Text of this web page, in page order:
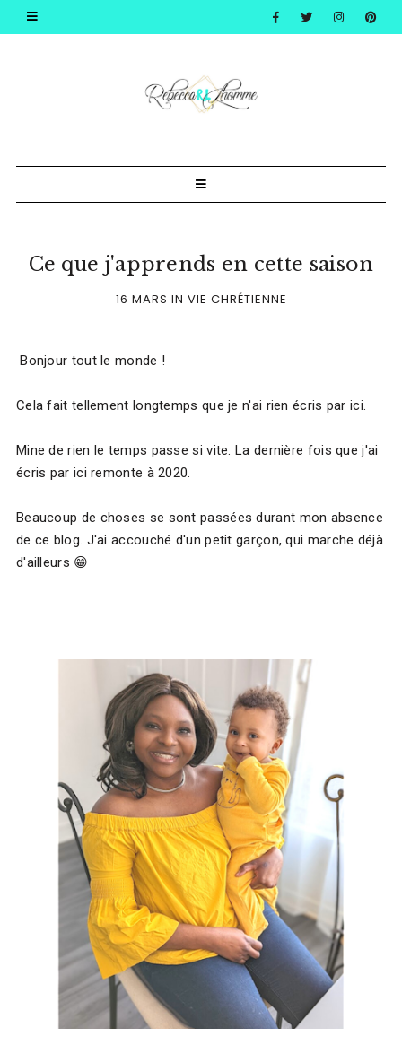
Ce que j'apprends en cette saison
16 MARS IN VIE CHRÉTIENNE
Bonjour tout le monde !
Cela fait tellement longtemps que je n'ai rien écris par ici.
Mine de rien le temps passe si vite. La dernière fois que j'ai
écris par ici remonte à 2020.
Beaucoup de choses se sont passées durant mon absence
de ce blog. J'ai accouché d'un petit garçon, qui marche déjà
d'ailleurs 😁